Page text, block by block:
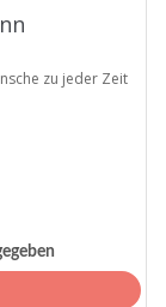
zu jeder Zeit